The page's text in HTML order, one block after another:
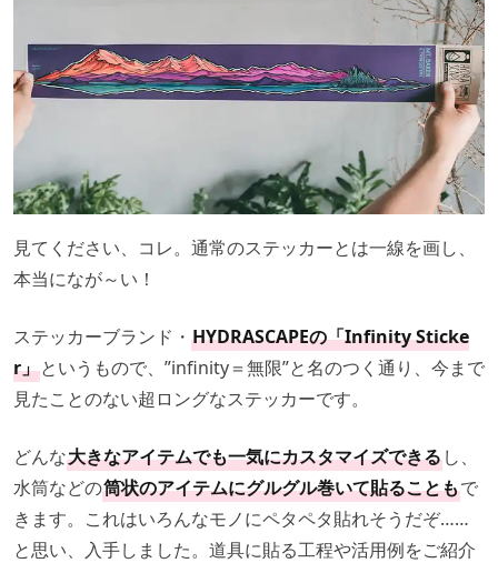
見てください、コレ。通常のステッカーとは一線を画し、
本当になが～い！
ステッカーブランド・ HYDRASCAPEの「Infinity Sticke
r」というもので、”infinity＝無限”と名のつく通り、今まで
見たことのない超ロングなステッカーです。
どんな大きなアイテムでも一気にカスタマイズできるし、
水筒などの筒状のアイテムにグルグル巻いて貼ることもで
きます。これはいろんなモノにペタペタ貼れそうだぞ……
と思い、入手しました。道具に貼る工程や活用例をご紹介